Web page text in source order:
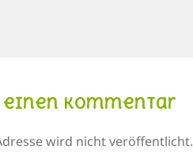
einen Kommentar
wird nicht veröffentlicht.